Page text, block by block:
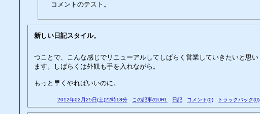
コメントのテスト。
新しい日記スタイル。
つことで、こんな感じでリニューアルしてしばらく営業していきたいと思い
ます。しばらくは外観も手を入れながら。
もっと早くやればいいのに。
2012年02月25日(土)22時18分 この記事のURL 日記 コメント(0) トラックバック(0)